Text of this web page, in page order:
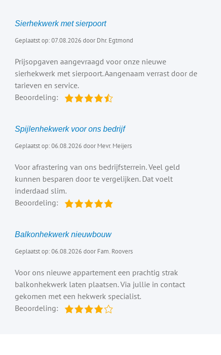
Sierhekwerk met sierpoort
Geplaatst op: 07.08.2026 door Dhr. Egtmond
Prijsopgaven aangevraagd voor onze nieuwe
sierhekwerk met sierpoort. Aangenaam verrast door de
tarieven en service.
Beoordeling:
Spijlenhekwerk voor ons bedrijf
Geplaatst op: 06.08.2026 door Mevr. Meijers
Voor afrastering van ons bedrijfsterrein. Veel geld
kunnen besparen door te vergelijken. Dat voelt
inderdaad slim.
Beoordeling:
Balkonhekwerk nieuwbouw
Geplaatst op: 06.08.2026 door Fam. Roovers
Voor ons nieuwe appartement een prachtig strak
balkonhekwerk laten plaatsen. Via jullie in contact
gekomen met een hekwerk specialist.
Beoordeling: